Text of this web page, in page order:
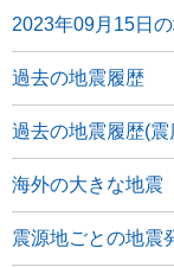
2023年09月15日
過去の地震履歴
過去の地震履歴(震
海外の大きな地震
震源地ごとの地震